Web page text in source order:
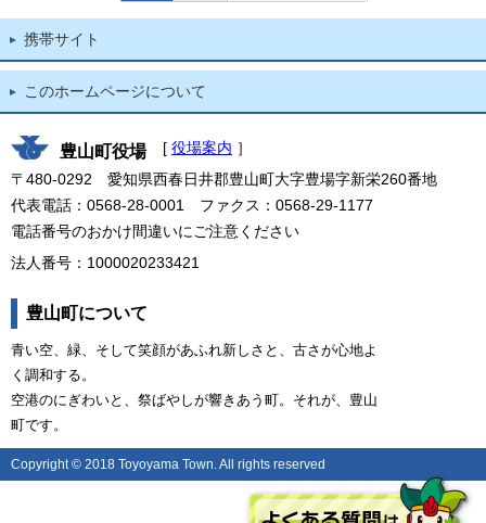
携帯サイト
このホームページについて
豊山町役場 [ 役場案内 ］
〒480-0292 愛知県西春日井郡豊山町大字豊場字新栄260番地
代表電話：0568-28-0001 ファクス：0568-29-1177
電話番号のおかけ間違いにご注意ください
法人番号：1000020233421
豊山町について
青い空、緑、そして笑顔があふれ新しさと、古さが心地よ
く調和する。
空港のにぎわいと、祭ばやしが響きあう町。それが、豊山
町です。
Copyright © 2018 Toyoyama Town. All rights reserved